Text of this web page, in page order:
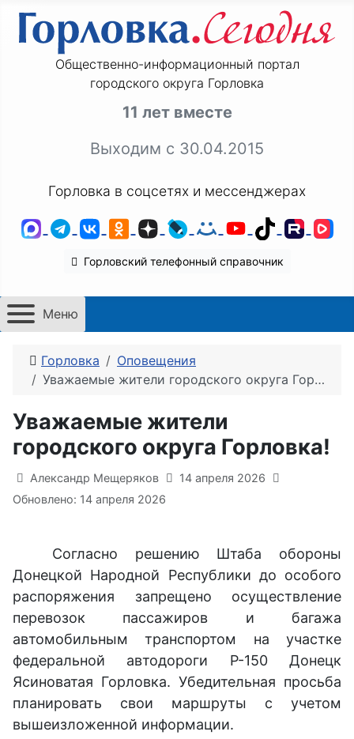
Общественно-информационный портал
городского округа Горловка
11 лет вместе
Выходим с 30.04.2015
Горловка в соцсетях и мессенджерах
MAXTelegram
ВКонтакте
Одноклассники
ДзенLiveJournal
Мой Мир
YouTube
TikTok
Горловский телефонный справочник
Меню
Горловка
Оповещения
Уважаемые жители городского округа Горловка!
Уважаемые жители
городского округа Горловка!
Информация о материале
Александр Мещеряков
14 апреля 2026
Обновлено: 14 апреля 2026
Согласно решению Штаба обороны
Донецкой Народной Республики до особого
распоряжения запрещено осуществление
перевозок пассажиров и багажа
автомобильным транспортом на участке
федеральной автодороги Р-150 Донецк
Ясиноватая Горловка. Убедительная просьба
планировать свои маршруты с учетом
вышеизложенной информации.